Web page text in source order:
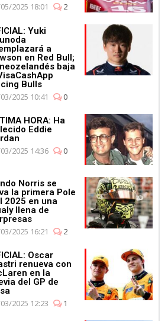
2025 18:01
2
Yuki
a
en Red Bull;
baja
Bulls
2025 10:41
0
HORA: Ha
Eddie
2025 14:36
0
Norris se
la primera Pole
2025 en una
llena de
2025 16:21
2
Oscar
renueva con
en la
del GP de
2025 12:23
1